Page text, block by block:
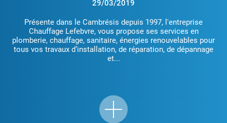
29/03/2019
Présente dans le Cambrésis depuis 1997, l'entreprise
Chauffage Lefebvre, vous propose ses services en
plomberie, chauffage, sanitaire, énergies renouvelables pour
tous vos travaux d’installation, de réparation, de dépannage
et...